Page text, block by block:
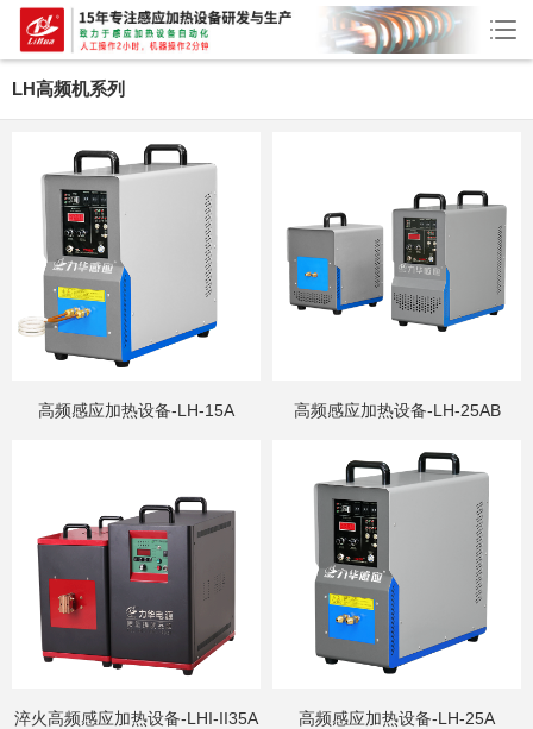
LH高频机系列
高频感应加热设备-LH-15A 高频感应加热设备-LH-25AB
淬火高频感应加热设备-LHI-II35A 高频感应加热设备-LH-25A